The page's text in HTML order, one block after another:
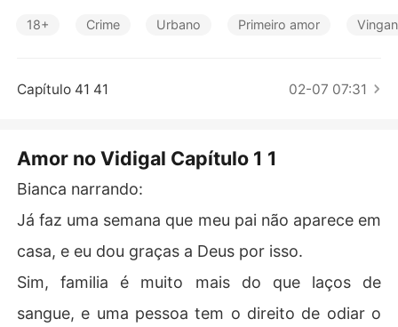
om toda patricinha que sobe o morro atrás de adrenalin
como a Barbie da favela..
vezes - Prefere mulheres mais velhas, e experientes. -
Mas ao ver a irmã mais nova da sua ex, tão crescida e
sta-la, por pura vingança.
18+ Crime Urbano Primeiro amor
Capítulo 41 41 02-07 07:31
Amor no Vidigal Capítulo 1 1
Bianca narrando:
Já faz uma semana que meu pai não aparece em
casa, e eu dou graças a Deus por isso.
Sim, familia é muito mais do que laços de
sangue, e uma pessoa tem o direito de odiar o